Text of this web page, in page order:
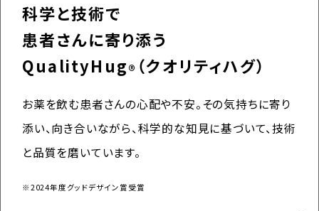
科学と技術で
患者さんに寄り添う
QualityHug® （クオリティハグ）
お薬を飲む患者さんの心配や不安。その気持ちに寄り
添い、向き合いながら、科学的な知見に基づいて、技術
と品質を磨いています。
※2024年度グッドデザイン賞受賞